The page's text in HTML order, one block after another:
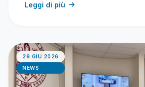
Leggi di più
29 GIU 2026
NEWS